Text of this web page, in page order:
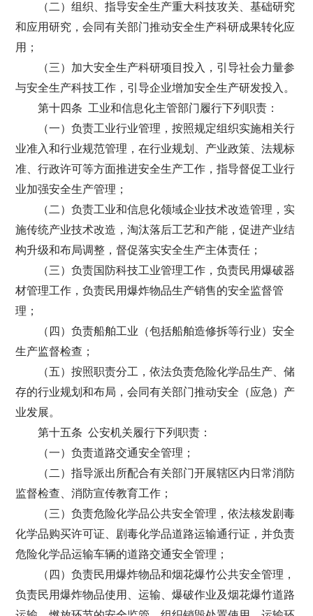
（二）组织、指导安全生产重大科技攻关、基础研究
和应用研究，会同有关部门推动安全生产科研成果转化应
用；
（三）加大安全生产科研项目投入，引导社会力量参
与安全生产科技工作，引导企业增加安全生产研发投入。
第十四条 工业和信息化主管部门履行下列职责：
（一）负责工业行业管理，按照规定组织实施相关行
业准入和行业规范管理，在行业规划、产业政策、法规标
准、行政许可等方面推进安全生产工作，指导督促工业行
业加强安全生产管理；
（二）负责工业和信息化领域企业技术改造管理，实
施传统产业技术改造，淘汰落后工艺和产能，促进产业结
构升级和布局调整，督促落实安全生产主体责任；
（三）负责国防科技工业管理工作，负责民用爆破器
材管理工作，负责民用爆炸物品生产销售的安全监督管
理；
（四）负责船舶工业（包括船舶造修拆等行业）安全
生产监督检查；
（五）按照职责分工，依法负责危险化学品生产、储
存的行业规划和布局，会同有关部门推动安全（应急）产
业发展。
第十五条 公安机关履行下列职责：
（一）负责道路交通安全管理；
（二）指导派出所配合有关部门开展辖区内日常消防
监督检查、消防宣传教育工作；
（三）负责危险化学品公共安全管理，依法核发剧毒
化学品购买许可证、剧毒化学品道路运输通行证，并负责
危险化学品运输车辆的道路交通安全管理；
（四）负责民用爆炸物品和烟花爆竹公共安全管理，
负责民用爆炸物品使用、运输、爆破作业及烟花爆竹道路